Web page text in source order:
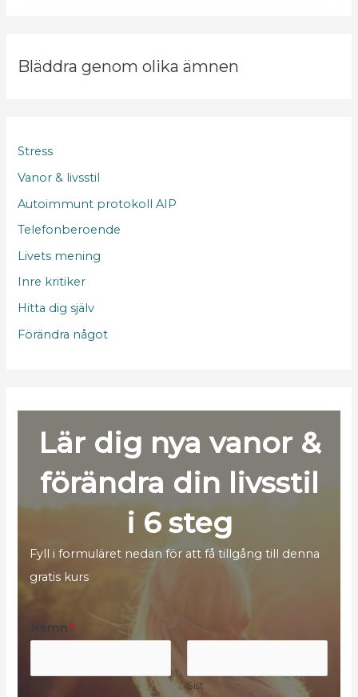
Bläddra genom olika ämnen
Stress
Vanor & livsstil
Autoimmunt protokoll AIP
Telefonberoende
Livets mening
Inre kritiker
Hitta dig själv
Förändra något
Lär dig nya vanor &
förändra din livsstil
i 6 steg
Fyll i formuläret nedan för att få tillgång till denna
gratis kurs
Namn *
Sist